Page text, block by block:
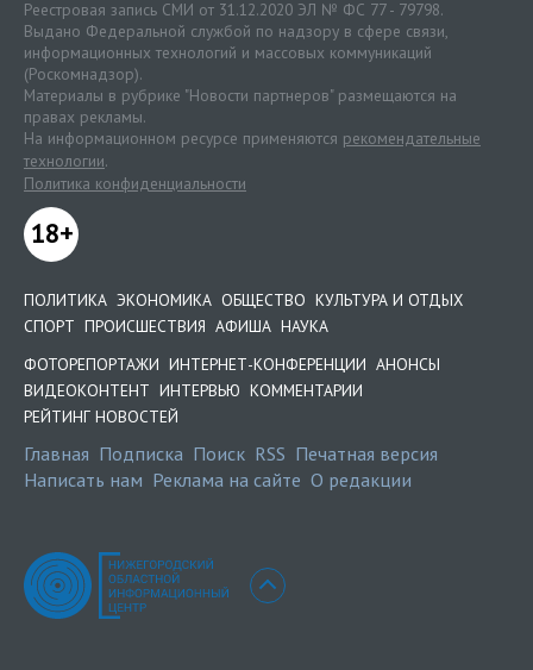
Реестровая запись СМИ от 31.12.2020 ЭЛ № ФС 77 - 79798.
Выдано Федеральной службой по надзору в сфере связи,
информационных технологий и массовых коммуникаций
(Роскомнадзор).
Материалы в рубрике "Новости партнеров" размещаются на
правах рекламы.
На информационном ресурсе применяются рекомендательные
технологии.
Политика конфиденциальности
18+
ПОЛИТИКА ЭКОНОМИКА ОБЩЕСТВО КУЛЬТУРА И ОТДЫХ
СПОРТ ПРОИСШЕСТВИЯ АФИША НАУКА
ФОТОРЕПОРТАЖИ ИНТЕРНЕТ-КОНФЕРЕНЦИИ АНОНСЫ
ВИДЕОКОНТЕНТ ИНТЕРВЬЮ КОММЕНТАРИИ
РЕЙТИНГ НОВОСТЕЙ
Главная Подписка Поиск RSS Печатная версия
Написать нам Реклама на сайте О редакции